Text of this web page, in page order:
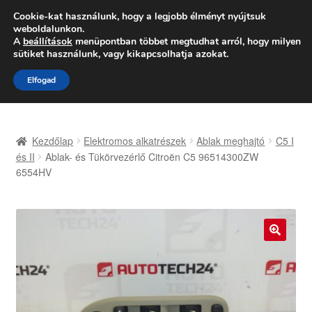
SZÁLLÍTÁS 2618 Ft-tól
Hétfő-Péntek 9:00–16:0006 80 088 054
Ugrás
a
navigációhoz
Kilépés
a
tartalomba
Adatvédelmi irányelvek
Kifizetések
Kezdőlap Elektromos alkatrészek Ablak meghajtó
C5 I
és II
Ablak- és Tükörvezérlő Citroën C5 96514300ZW
6554HV
Cookie-kat használunk, hogy a legjobb élményt nyújtsuk
weboldalunkon.
A beállítások menüpontban többet megtudhat arról, hogy milyen
sütiket használunk, vagy kikapcsolhatja azokat.
Elfogad